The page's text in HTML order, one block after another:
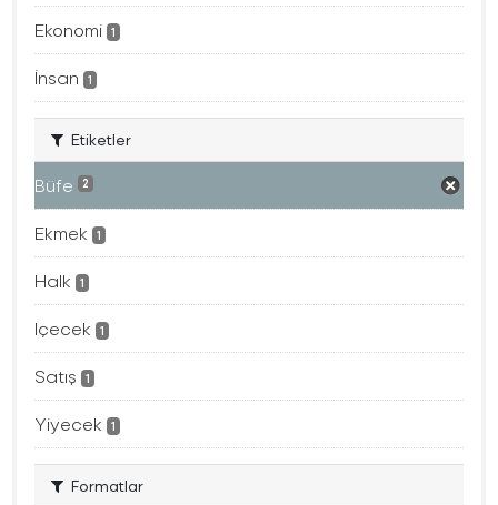
Ekonomi 1
İnsan 1
Etiketler
Büfe 2
Ekmek 1
Halk 1
Içecek 1
Satış 1
Yiyecek 1
Formatlar